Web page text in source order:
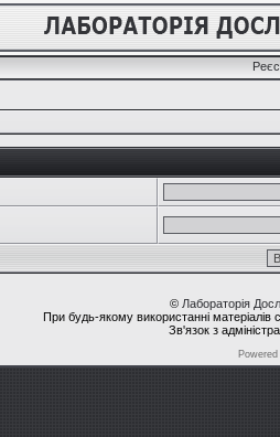
© Лабораторія
При будь-якому використанні матеріалів
Зв'язок з